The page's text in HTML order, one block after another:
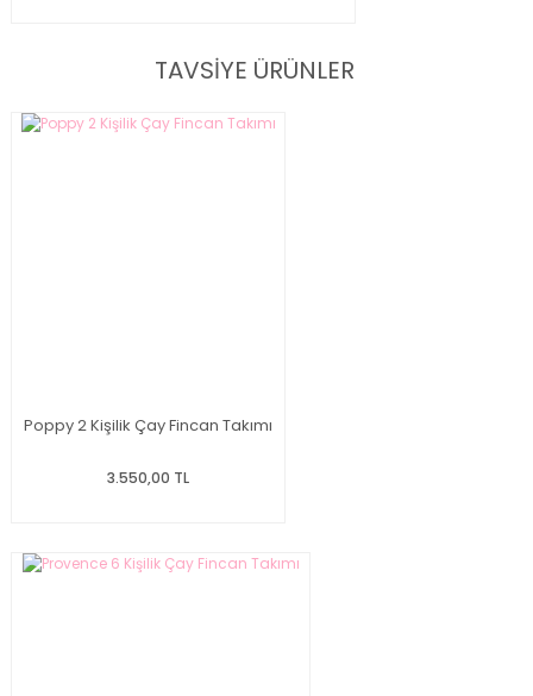
TAVSİYE ÜRÜNLER
Poppy 2 Kişilik Çay Fincan Takımı
3.550,00 TL